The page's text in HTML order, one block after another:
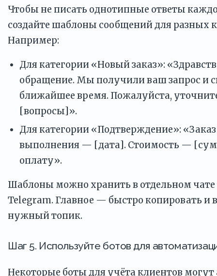
Чтобы не писать однотипные ответы
создайте шаблоны сообщений для разных
Например:
Для категории «Новый заказ»:
обращение. Мы получили ваш запрос и
ближайшее время. Пожалуйста,
[вопросы]».
Для категории «Подтверждение»:
выполнения — [дата]. Стоимость —
оплату».
Шаблоны можно хранить в отдельном чате
Telegram. Главное — быстро копировать и
нужный топик.
Шаг 5. Используйте ботов для
Некоторые боты для учёта клиентов